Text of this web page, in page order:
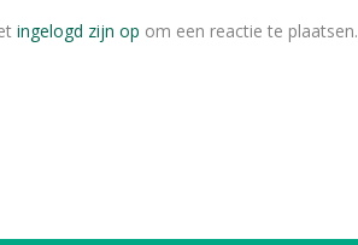
ingelogd zijn op om een reactie te plaatsen.